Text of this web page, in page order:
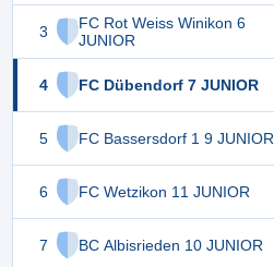
3
FC Rot Weiss Winikon 6
JUNIOR
4 FC Dübendorf 7 JUNIOR
5 FC Bassersdorf 1 9 JUNIOR
6 FC Wetzikon 11 JUNIOR
7 BC Albisrieden 10 JUNIOR